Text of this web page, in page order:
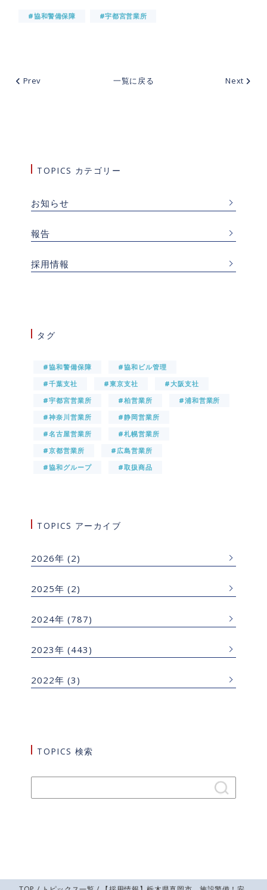
TOPICS カテゴリー
お知らせ
報告
採用情報
タグ
#協和警備保障
#協和ビル管理
#千葉支社
#東京支社
#大阪支社
#宇都宮営業所
#柏営業所
#浦和営業所
#神奈川営業所
#静岡営業所
#名古屋営業所
#札幌営業所
#京都営業所
#広島営業所
#協和グループ
#取扱商品
TOPICS アーカイブ
2026年 (2)
2025年 (2)
2024年 (787)
2023年 (443)
2022年 (3)
TOPICS 検索
#協和警備保障 #宇都宮営業所
Prev 一覧に戻る Next